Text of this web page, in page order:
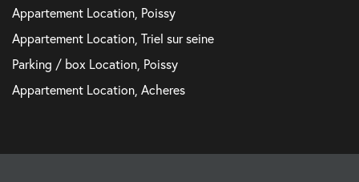
Appartement Location, Poissy
Appartement Location, Triel sur seine
Parking / box Location, Poissy
Appartement Location, Acheres